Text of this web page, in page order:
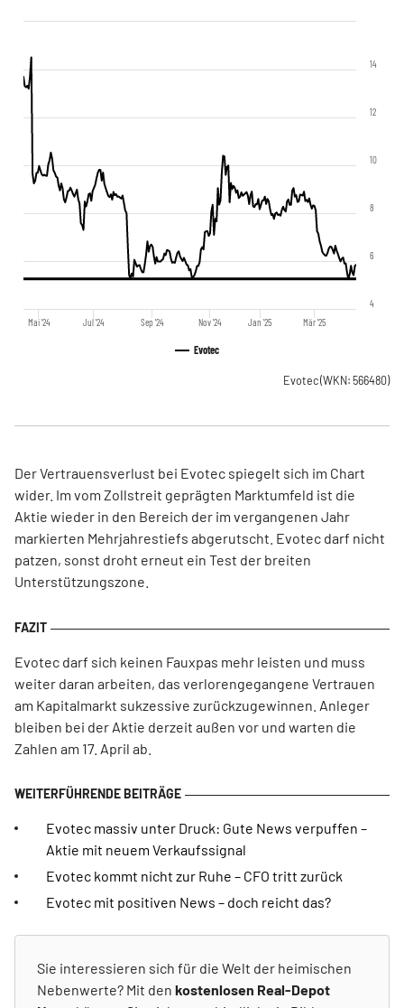
Evotec
Mai '24 Jul '24 Sep '24 Nov '24 Jan '25 Mär '25
4
6
8
10
12
14
Evotec(WKN: 566480)
Der Vertrauensverlust bei Evotec spiegelt sich im Chart
wider. Im vom Zollstreit geprägten Marktumfeld ist die
Aktie wieder in den Bereich der im vergangenen Jahr
markierten Mehrjahrestiefs abgerutscht. Evotec darf nicht
patzen, sonst droht erneut ein Test der breiten
Unterstützungszone.
Evotec darf sich keinen Fauxpas mehr leisten und muss
weiter daran arbeiten, das verlorengegangene Vertrauen
am Kapitalmarkt sukzessive zurückzugewinnen. Anleger
bleiben bei der Aktie derzeit außen vor und warten die
Zahlen am 17. April ab.
Evotec massiv unter Druck: Gute News verpuffen –
Aktie mit neuem Verkaufssignal
Evotec kommt nicht zur Ruhe – CFO tritt zurück
Evotec mit positiven News – doch reicht das?
Sie interessieren sich für die Welt der heimischen
Nebenwerte? Mit den kostenlosen Real-Depot